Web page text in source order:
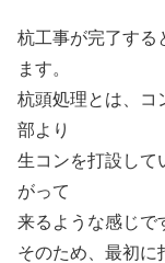
杭工事が完了する
ます。
杭頭処理とは、コ
部より
生コンを打設して
がって
来るような感じで
そのため、最初に